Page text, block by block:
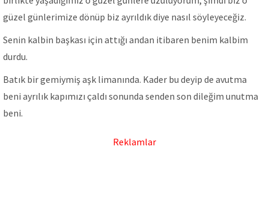
güzel günlerimize dönüp biz ayrıldık diye nasıl söyleyeceğiz.
Senin kalbin başkası için attığı andan itibaren benim kalbim
durdu.
Batık bir gemiymiş aşk limanında. Kader bu deyip de avutma
beni ayrılık kapımızı çaldı sonunda senden son dileğim unutma
beni.
Reklamlar